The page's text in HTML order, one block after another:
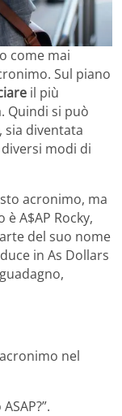
come mai
Sul piano
il più
Quindi si può
sia diventata
modi di
acronimo, ma
A$AP Rocky,
del suo nome
in As Dollars
nel